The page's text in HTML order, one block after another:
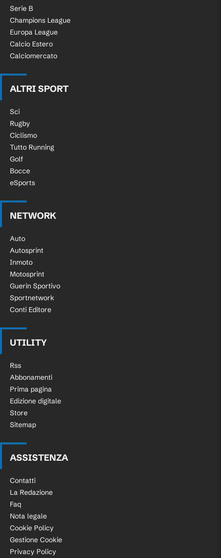
Serie B
Champions League
Europa League
Calcio Estero
Calciomercato
ALTRI SPORT
Sci
Rugby
Ciclismo
Tutto Running
Golf
Bocce
eSports
NETWORK
Auto
Autosprint
Inmoto
Motosprint
Guerin Sportivo
Sportnetwork
Conti Editore
UTILITY
Rss
Abbonamenti
Prima pagina
Edizione digitale
Store
Sitemap
ASSISTENZA
Contatti
La Redazione
Faq
Nota legale
Cookie Policy
Gestione Cookie
Privacy Policy